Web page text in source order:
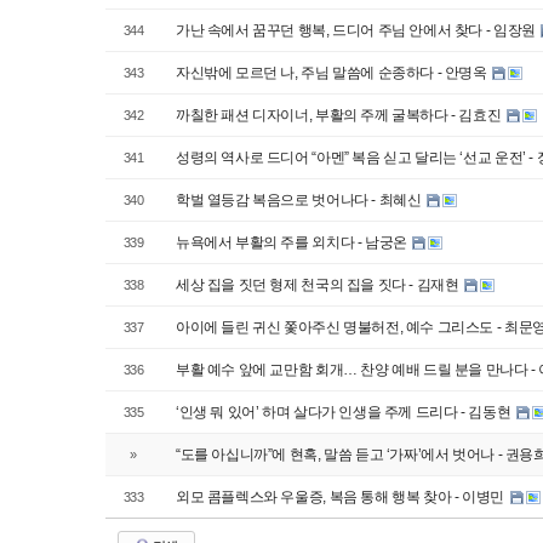
344 가난 속에서 꿈꾸던 행복, 드디어 주님 안에서 찾다 - 임장원
343 자신밖에 모르던 나, 주님 말씀에 순종하다 - 안명옥
342 까칠한 패션 디자이너, 부활의 주께 굴복하다 - 김효진
341 성령의 역사로 드디어 “아멘” 복음 싣고 달리는 ‘선교 운전’ -
340 학벌 열등감 복음으로 벗어나다 - 최혜신
339 뉴욕에서 부활의 주를 외치다 - 남궁온
338 세상 집을 짓던 형제 천국의 집을 짓다 - 김재현
337 아이에 들린 귀신 쫓아주신 명불허전, 예수 그리스도 - 최문
336 부활 예수 앞에 교만함 회개… 찬양 예배 드릴 분을 만나다 -
335 ‘인생 뭐 있어’ 하며 살다가 인생을 주께 드리다 - 김동현
» “도를 아십니까”에 현혹, 말씀 듣고 ‘가짜’에서 벗어나 - 권용희
333 외모 콤플렉스와 우울증, 복음 통해 행복 찾아 - 이병민